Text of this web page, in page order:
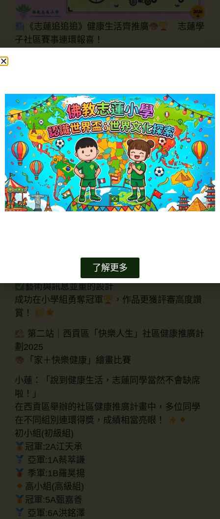
《志蓮追追追》健康生活齊推廣
志蓮學
子社區賽事連環報喜！
使』，在多項社區比賽中大放異彩，真是為校爭
光！」
第一站｜世界防癆日2026
標語及海報設計比賽
由香港防癆心臟及胸病協會主辦的「世界防癆日
2026標語及海報設計比賽」，
目的只有一個——提高大家對防癆和呼吸系統健
康的關注！
創意十足的構圖
主題清晰的健康信息
藝術與訊息並重的設計
成功在小學組勇奪冠軍
，作品更獲評審高度讚
賞！
第二站｜西貢區「快樂人生」社區健康推廣計
劃2025
「家＋快樂健康」繪畫比賽
小蓮：「說到健康生活，志蓮同學當然不會缺席
啦！」
在西貢區舉辦的社區健康推廣計畫中，多位同學
在不同組別連環得獎，成績相當亮眼！
初小組(初級組)
冠軍:2A江天承
亞軍:1A蔡萃謙
季軍:1B羅昊揚
高小組(高級組)
冠軍:5A甄嘉善
亞軍:6A洪銘澤
了解更多